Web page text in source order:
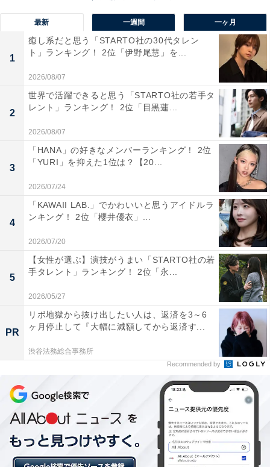
中軸に大型の強打者が多いのが特徴。長打力のある古城
選手や投打の二刀流で期待されている万谷選手など、1
年生に注目選手が多いのも見どころです。
回答コメントでは「注目の選手がたくさんいるから」(20
代女性／宮城県)、「プロ野球選手を何人も輩出している
ので」(60代女性／東京都)、「自分が岩手県出身で、有
名選手を多く排出しているから」(30代女性／千葉県）な
どの声が集まりました。
この記事の筆者：くま なかこ プロフィール
編集プロダクション出身のフリーランスエディター。編
集・執筆・校閲・SNS運用担当として月間120本以上の
コンテンツ制作に携わっています。得意なジャンルはラ
イフスタイル・金融・育児・エンタメ関連。
次ページ
9位までの全ランキング結果を見
最新 一週間 一ヶ月
1
癒し系だと思う「STARTO社の30代タレン
ト」ランキング！ 2位「伊野尾慧」を...
2026/08/07
2
世界で活躍できると思う「STARTO社の若手タ
レント」ランキング！ 2位「目黒蓮...
2026/08/07
3
「HANA」の好きなメンバーランキング！ 2位
「YURI」を抑えた1位は？【20...
2026/07/24
4
「KAWAII LAB.」でかわいいと思うアイドルラ
ンキング！ 2位「櫻井優衣」...
2026/07/20
5
【女性が選ぶ】演技がうまい「STARTO社の若
手タレント」ランキング！ 2位「永...
2026/05/27
PR
リボ地獄から抜け出したい人は、返済を3～6
ヶ月停止して『大幅に減額してから返済す...
渋谷法務総合事務所
Recommended by